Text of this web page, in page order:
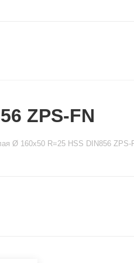
ZPS-FN
Ø 160x50 R=25 HSS DIN856 ZPS-